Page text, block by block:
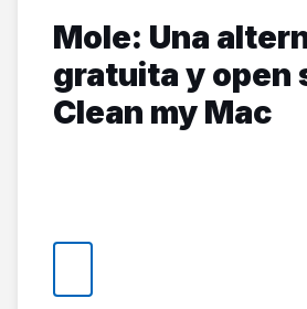
Mole: Una
gratuita y open
Clean my Mac